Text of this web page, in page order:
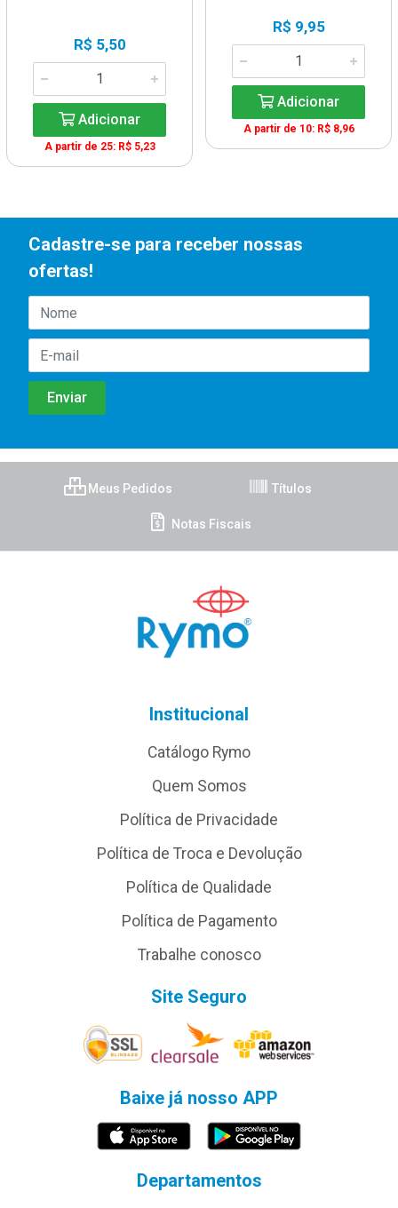
R$ 5,50
Adicionar
A partir de 25: R$ 5,23
R$ 9,95
Adicionar
A partir de 10: R$ 8,96
Cadastre-se para receber nossas
ofertas!
Meus Pedidos Títulos
Notas Fiscais
Institucional
Catálogo Rymo
Quem Somos
Política de Privacidade
Política de Troca e Devolução
Política de Qualidade
Política de Pagamento
Trabalhe conosco
Site Seguro
Baixe já nosso APP
Departamentos